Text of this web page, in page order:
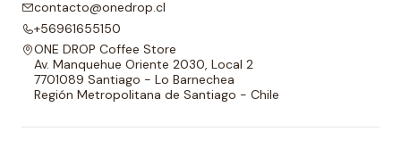
contacto@onedrop.cl
+56961655150
ONE DROP Coffee Store
Av. Manquehue Oriente 2030, Local 2
7701089 Santiago - Lo Barnechea
Región Metropolitana de Santiago - Chile